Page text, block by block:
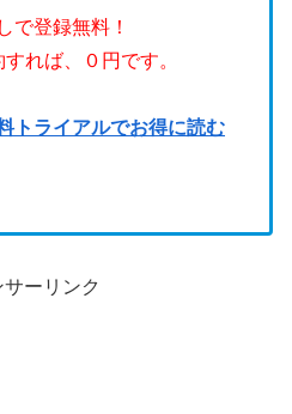
で登録無料！
れば、０円です。
トライアルでお得に読む
サーリンク